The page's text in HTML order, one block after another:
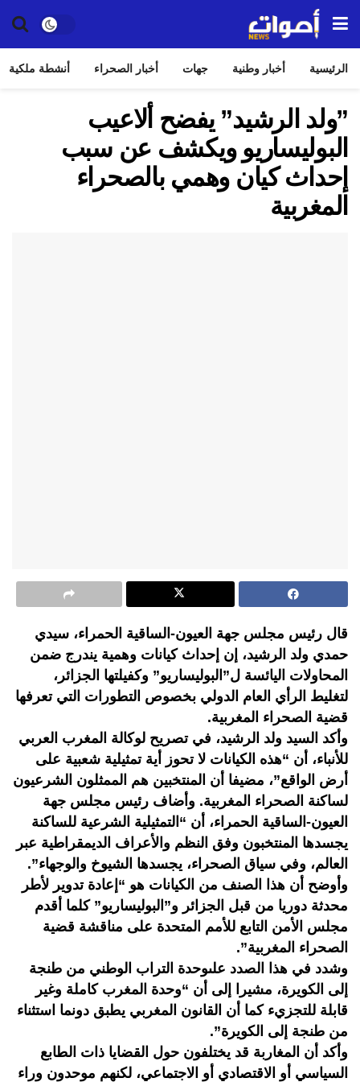
الرئيسية أخبار وطنية جهات أخبار الصحراء أنشطة ملكية
”ولد الرشيد” يفضح ألاعيب
البوليساريو ويكشف عن سبب
إحداث كيان وهمي بالصحراء
المغربية
قال رئيس مجلس جهة العيون-الساقية الحمراء، سيدي
حمدي ولد الرشيد، إن إحداث كيانات وهمية يندرج ضمن
المحاولات اليائسة ل”البوليساريو” وكفيلتها الجزائر،
لتغليط الرأي العام الدولي بخصوص التطورات التي تعرفها
قضية الصحراء المغربية.
وأكد السيد ولد الرشيد، في تصريح لوكالة المغرب العربي
للأنباء، أن “هذه الكيانات لا تحوز أية تمثيلية شعبية على
أرض الواقع”، مضيفا أن المنتخبين هم الممثلون الشرعيون
لساكنة الصحراء المغربية. وأضاف رئيس مجلس جهة
العيون-الساقية الحمراء، أن “التمثيلية الشرعية للساكنة
يجسدها المنتخبون وفق النظم والأعراف الديمقراطية عبر
العالم، وفي سياق الصحراء، يجسدها الشيوخ والوجهاء”.
وأوضح أن هذا الصنف من الكيانات هو “إعادة تدوير لأطر
محدثة دوريا من قبل الجزائر و”البوليساريو” كلما أقدم
مجلس الأمن التابع للأمم المتحدة على مناقشة قضية
الصحراء المغربية”.
وشدد في هذا الصدد علىوحدة التراب الوطني من طنجة
إلى الكويرة، مشيرا إلى أن “وحدة المغرب كاملة وغير
قابلة للتجزيء كما أن القانون المغربي يطبق دونما استثناء
من طنجة إلى الكويرة”.
وأكد أن المغاربة قد يختلفون حول القضايا ذات الطابع
السياسي أو الاقتصادي أو الاجتماعي، لكنهم موحدون وراء